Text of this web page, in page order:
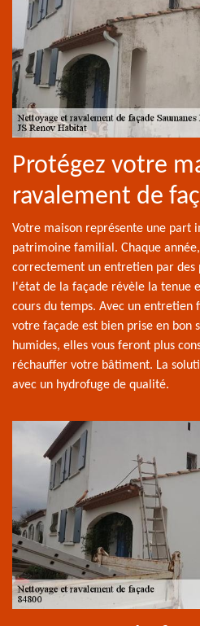
Protégez votre
ravalement de
Votre maison représente une part
patrimoine familial. Chaque
correctement un entretien par des
l'état de la façade révèle la tenue
cours du temps. Avec un entretien
votre façade est bien prise en bon
humides, elles vous feront plus
réchauffer votre bâtiment. La
avec un hydrofuge de qualité.